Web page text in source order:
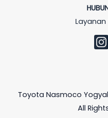
Toyota Nasmoco
All